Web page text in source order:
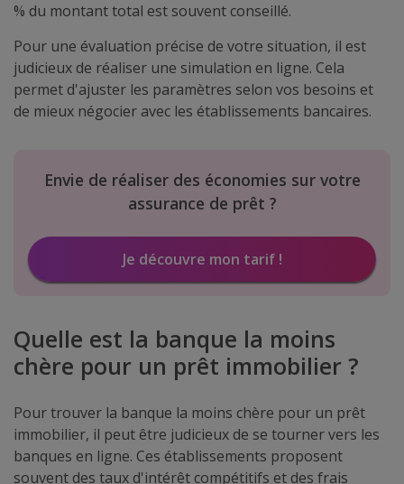
% du montant total est souvent conseillé.
Pour une évaluation précise de votre situation, il est
judicieux de réaliser une simulation en ligne. Cela
permet d'ajuster les paramètres selon vos besoins et
de mieux négocier avec les établissements bancaires.
Envie de réaliser des économies sur votre
assurance de prêt ?
Je découvre mon tarif !
Quelle est la banque la moins
chère pour un prêt immobilier ?
Pour trouver la banque la moins chère pour un prêt
immobilier, il peut être judicieux de se tourner vers les
banques en ligne. Ces établissements proposent
souvent des taux d'intérêt compétitifs et des frais